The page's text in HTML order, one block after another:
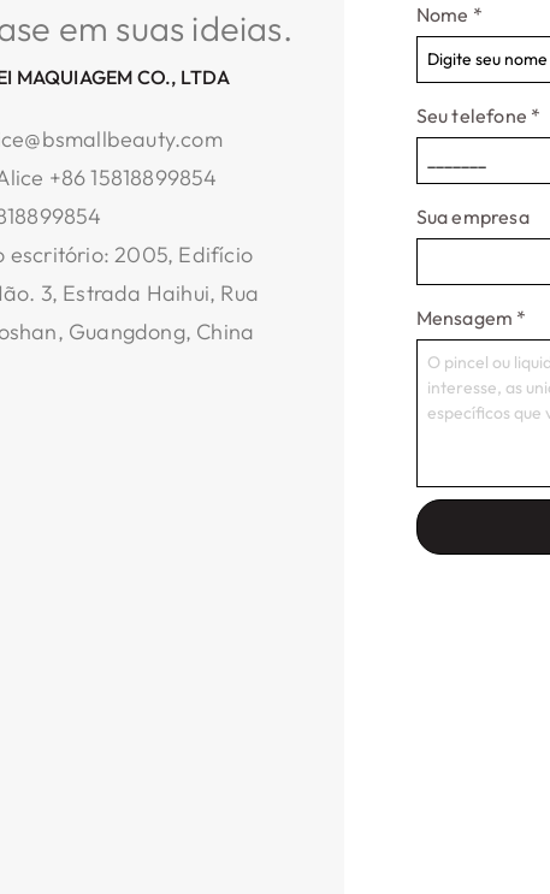
em suas ideias.
MAQUIAGEM CO., LTDA
+86 15818899854
escritório: 2005, Edifício
3, Estrada Haihui, Rua
Guangdong, China
Nome *
Seu telefone *
Sua empresa
Mensagem *